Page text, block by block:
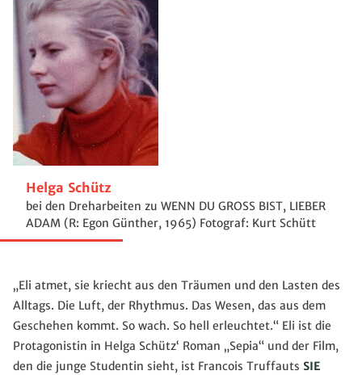
Helga Schütz
bei den Dreharbeiten zu WENN DU GROSS BIST, LIEBER
ADAM (R: Egon Günther, 1965) Fotograf: Kurt Schütt
„Eli atmet, sie kriecht aus den Träumen und den Lasten des
Alltags. Die Luft, der Rhythmus. Das Wesen, das aus dem
Geschehen kommt. So wach. So hell erleuchtet.“ Eli ist die
Protagonistin in Helga Schütz‘ Roman „Sepia“ und der Film,
den die junge Studentin sieht, ist Francois Truffauts SIE